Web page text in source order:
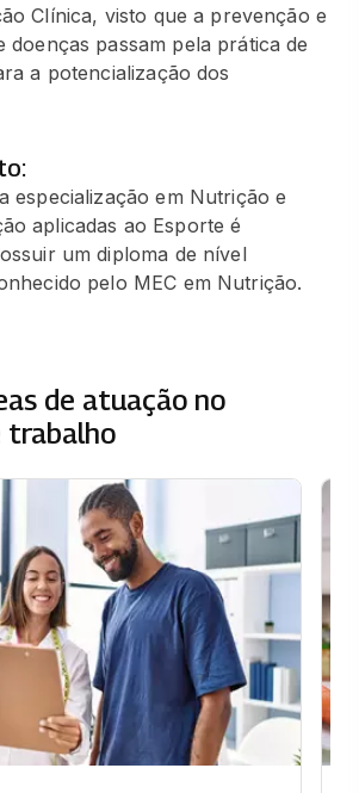
Clínica, visto que a prevenção e
doenças passam pela prática de
a potencialização dos
especialização em Nutrição e
aplicadas ao Esporte é
um diploma de nível
pelo MEC em Nutrição.
de atuação no
trabalho